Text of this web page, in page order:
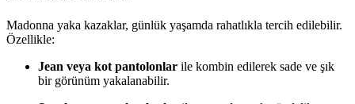
Madonna yaka kazaklar, günlük yaşamda rahatlıkla tercih edilebilir.
Özellikle:
Jean veya kot pantolonlar ile kombin edilerek sade ve şık
bir görünüm yakalanabilir.